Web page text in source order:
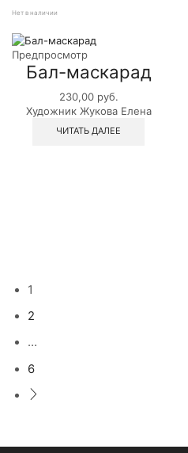
Нет в наличии
Предпросмотр
Бал-маскарад
230,00 руб.
Художник Жукова Елена
ЧИТАТЬ ДАЛЕЕ
1
2
…
6